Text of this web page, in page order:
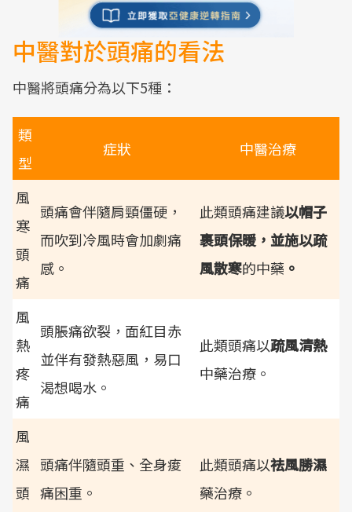
中醫對於頭痛的看法
中醫將頭痛分為以下5種：
類
型
症狀 中醫治療
風
寒
頭
痛
頭痛會伴隨肩頸僵硬，
而吹到冷風時會加劇痛
感。
此類頭痛建議以帽子
裹頭保暖，並施以疏
風散寒的中藥 。
風
熱
疼
痛
頭脹痛欲裂，面紅目赤
並伴有發熱惡風，易口
渴想喝水。
此類頭痛以疏風清熱
中藥治療。
風
濕
頭
頭痛伴隨頭重、全身痠
痛困重。
此類頭痛以祛風勝濕
藥治療。